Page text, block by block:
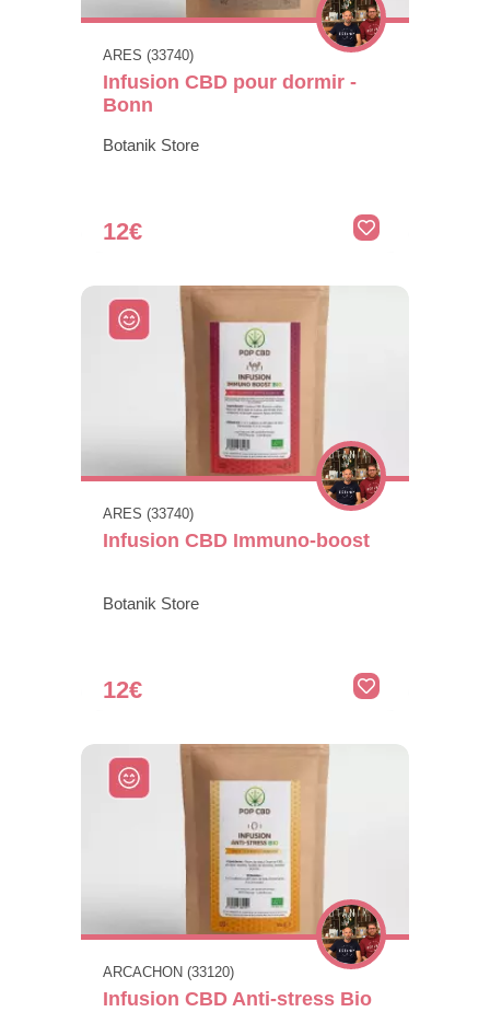
ARES (33740)
Infusion CBD pour dormir -
Bonn
Botanik Store
12€
ARES (33740)
Infusion CBD Immuno-boost
Botanik Store
12€
ARCACHON (33120)
Infusion CBD Anti-stress Bio